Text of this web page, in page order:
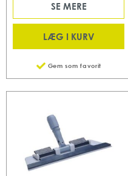
SE MERE
LÆG I KURV
Gem som favorit